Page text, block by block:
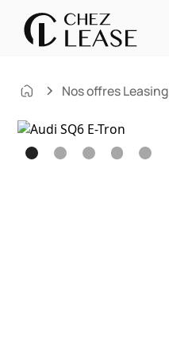
Nos offres Leasing